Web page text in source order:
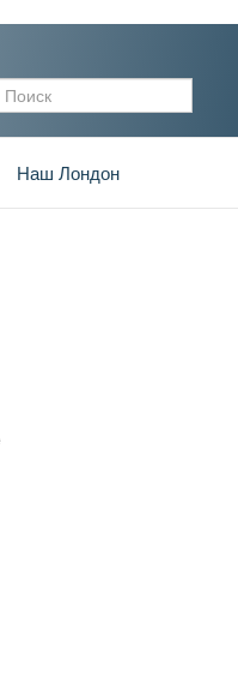
поиска
Наш Лондон